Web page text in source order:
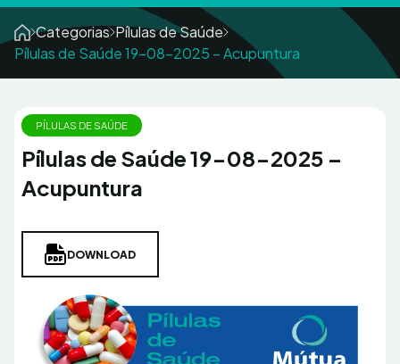
Categorias Pílulas de Saúde
Pílulas de Saúde 19-08-2025 – Acupuntura
PÍLULAS DE SAÚDE
Pílulas de Saúde 19-08-2025 –
Acupuntura
DOWNLOAD